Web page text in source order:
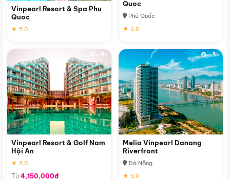
Vinpearl Resort & Spa Phu
Quoc
★ 5.0
Quoc
Phú Quốc
★ 5.0
Vinpearl Resort & Golf Nam
Hội An
★ 5.0
Từ4,150,000đ
Melia Vinpearl Danang
Riverfront
Đà Nẵng
★ 5.0